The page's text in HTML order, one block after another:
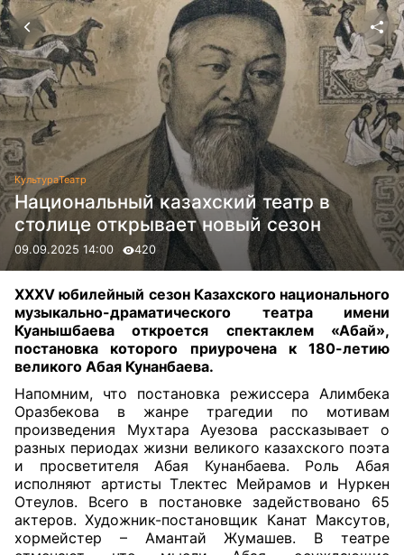
КультураТеатр
Национальный казахский театр в
столице открывает новый сезон
09.09.2025 14:00 420
XXXV юбилейный сезон Казахского национального
музыкально-драматического театра имени
Куанышбаева откроется спектаклем «Абай»,
постановка которого приурочена к 180-летию
великого Абая Кунанбаева.
Напомним, что постановка режиссера Алимбека
Оразбекова в жанре трагедии по мотивам
произведения Мухтара Ауезова рассказывает о
разных периодах жизни великого казахского поэта
и просветителя Абая Кунанбаева. Роль Абая
исполняют артисты Тлектес Мейрамов и Нуркен
Отеулов. Всего в постановке задействовано 65
актеров. Художник-постановщик Канат Максутов,
хормейстер – Амантай Жумашев. В театре